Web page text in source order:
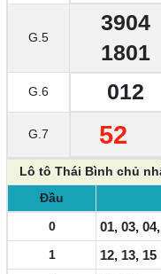
G.5
3904
1801
G.6 012
G.7 52
Lô tô Thái Bình chủ
Đầu
0
01, 03,
1 12, 13, 15